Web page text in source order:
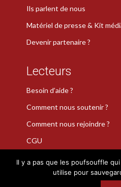
Ils parlent de nous
Matériel de presse & Kit
Devenir partenaire ?
Lecteurs
Besoin d’aide ?
Comment nous soutenir ?
Comment nous rejoindre ?
CGU
La Plume de Poudlard est une
Il y a pas que les poufsouffle
utilise pour